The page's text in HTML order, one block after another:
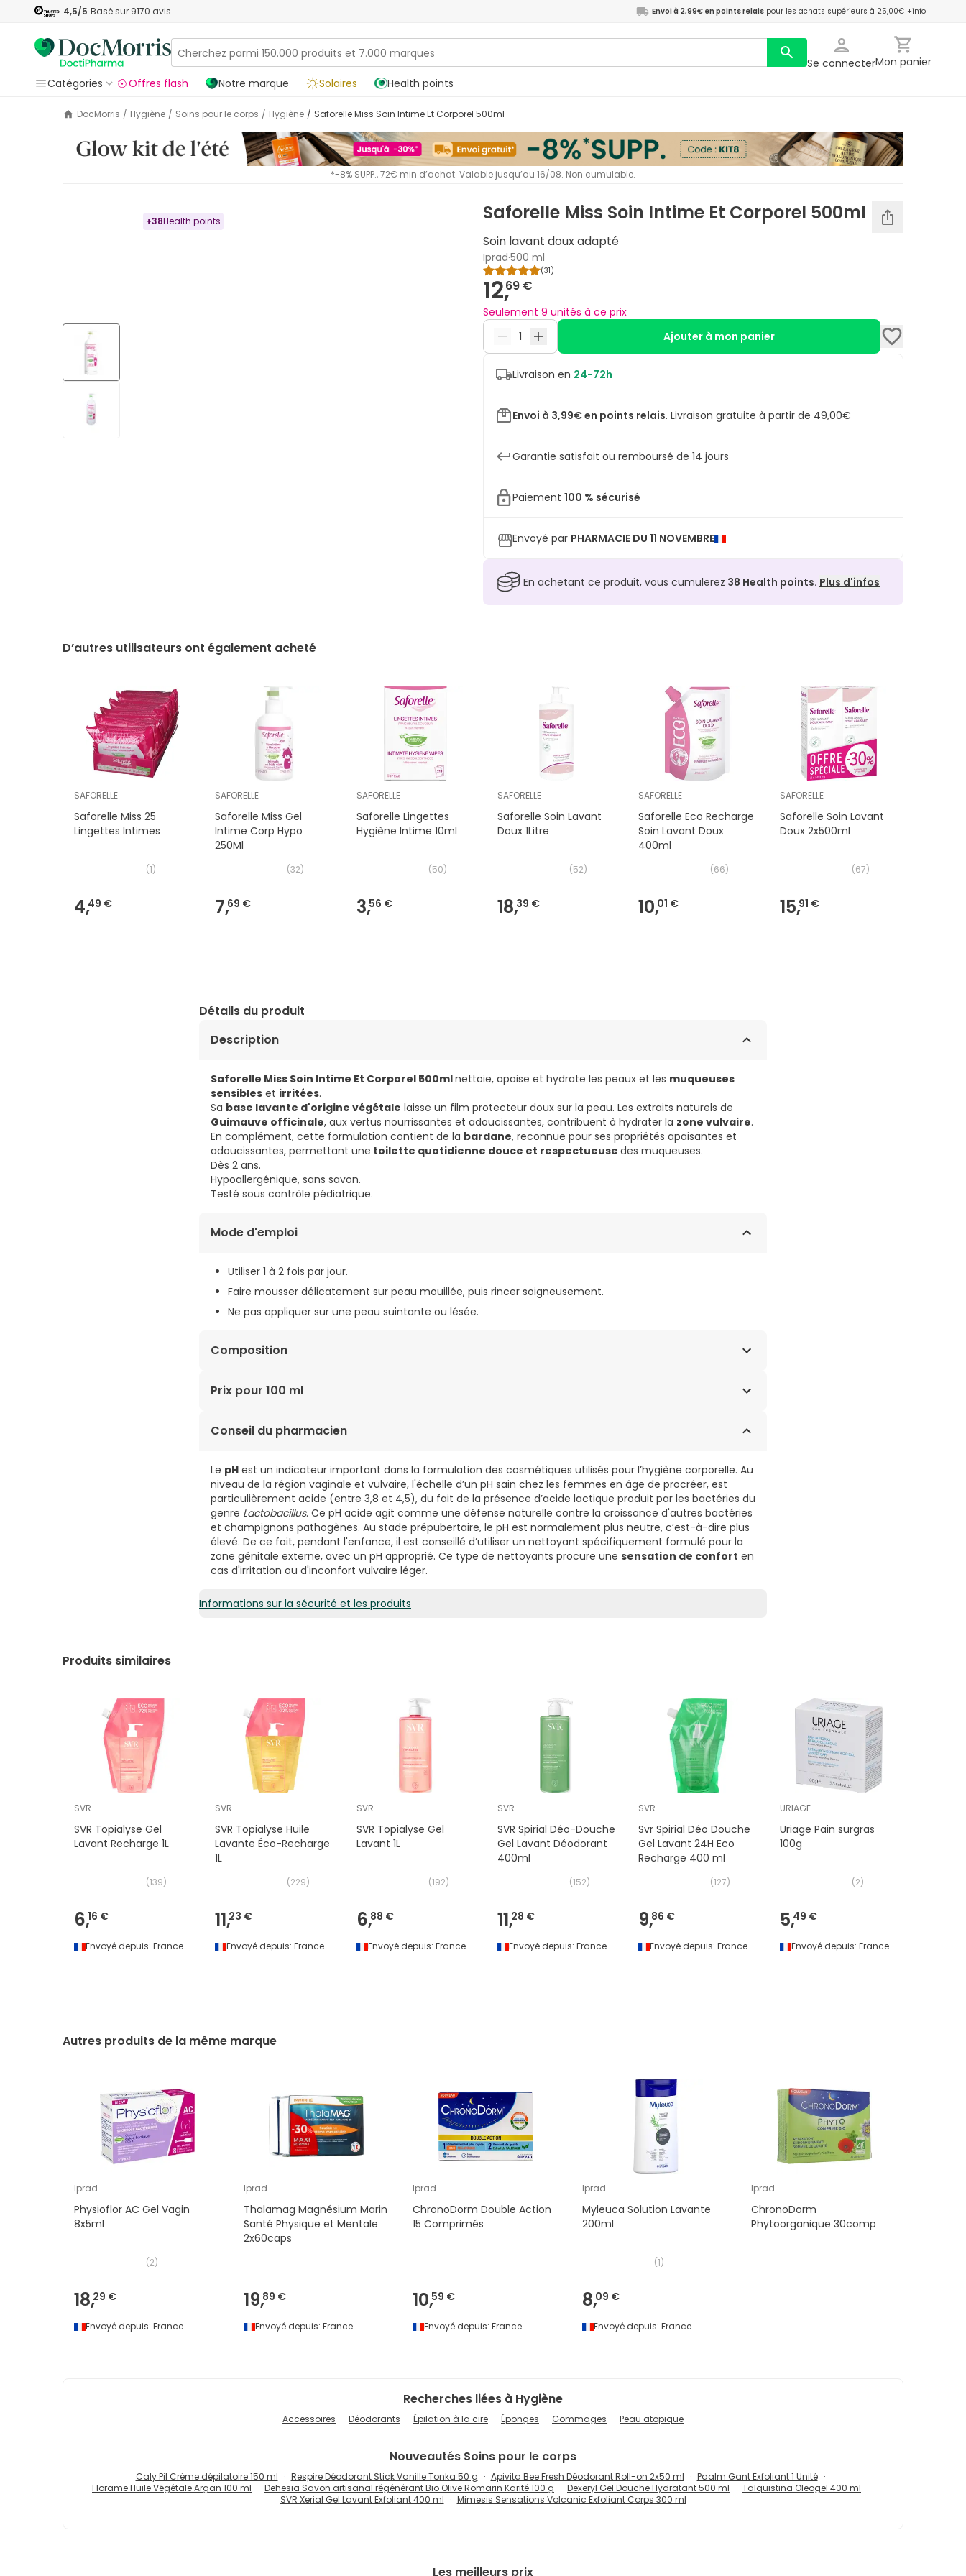
4,5/5 Basé sur 9170 avis Envoi à 2,99€ en points relais pour les achats supérieurs à 25,00€ +info
Se connecterMon panier
Catégories
Offres flash Notre marque Solaires Health points
DocMorris / Hygiène / Soins pour le corps / Hygiène / Saforelle Miss Soin Intime Et Corporel 500ml
*-8% SUPP., 72€ min d’achat. Valable jusqu’au 16/08. Non cumulable.
+38Health points Saforelle Miss Soin Intime Et Corporel 500ml
Soin lavant doux adapté
Iprad·500 ml
(31)
12,69 €
Seulement 9 unités à ce prix
Ajouter à mon panier
Livraison en 24-72h
Envoi à 3,99€ en points relais. Livraison gratuite à partir de 49,00€
Garantie satisfait ou remboursé de 14 jours
Paiement 100 % sécurisé
Envoyé par PHARMACIE DU 11 NOVEMBRE
En achetant ce produit, vous cumulerez 38 Health points. Plus d'infos
D’autres utilisateurs ont également acheté
SAFORELLE
Saforelle Miss 25
Lingettes Intimes
(1)
4,49 €
SAFORELLE
Saforelle Miss Gel
Intime Corp Hypo
250Ml
(32)
7,69 €
SAFORELLE
Saforelle Lingettes
Hygiène Intime 10ml
(50)
3,56 €
SAFORELLE
Saforelle Soin Lavant
Doux 1Litre
(52)
18,39 €
SAFORELLE
Saforelle Eco Recharge
Soin Lavant Doux
400ml
(66)
10,01 €
SAFORELLE
Saforelle Soin Lavant
Doux 2x500ml
(67)
15,91 €
Détails du produit
Description
Saforelle Miss Soin Intime Et Corporel 500mlnettoie, apaise et hydrate les peaux et les muqueuses
sensibles et irritées.
Sa base lavante d'origine végétale laisse un film protecteur doux sur la peau. Les extraits naturels de
Guimauve officinale, aux vertus nourrissantes et adoucissantes, contribuent à hydrater la zone vulvaire.
En complément, cette formulation contient de la bardane, reconnue pour ses propriétés apaisantes et
adoucissantes, permettant une toilette quotidienne douce et respectueuse des muqueuses.
Dès 2 ans.
Hypoallergénique, sans savon.
Testé sous contrôle pédiatrique.
Mode d'emploi
Utiliser 1 à 2 fois par jour.
Faire mousser délicatement sur peau mouillée, puis rincer soigneusement.
Ne pas appliquer sur une peau suintante ou lésée.
Composition
AQUA, SODIUM COCOAMPHOACETATE, GLYCERIN, LAURYL GLUCOSIDE, PROPANEDIOL, SODIUM COCOYL
TRIOLEATE, ALLANTOIN, DISODIUM EDTA, SODIUM BENZOATE, POTASSIUM SORBATE, CITRIC ACID, ALTHAEA
Prix pour 100 ml
2,24€ / 100 ml
Conseil du pharmacien
Le pH est un indicateur important dans la formulation des cosmétiques utilisés pour l’hygiène corporelle. Au
niveau de la région vaginale et vulvaire, l'échelle d’un pH sain chez les femmes en âge de procréer, est
particulièrement acide (entre 3,8 et 4,5), du fait de la présence d’acide lactique produit par les bactéries du
genre Lactobacillus. Ce pH acide agit comme une défense naturelle contre la croissance d'autres bactéries
et champignons pathogènes. Au stade prépubertaire, le pH est normalement plus neutre, c’est-à-dire plus
élevé. De ce fait, pendant l'enfance, il est conseillé d’utiliser un nettoyant spécifiquement formulé pour la
zone génitale externe, avec un pH approprié. Ce type de nettoyants procure une sensation de confort en
cas d'irritation ou d'inconfort vulvaire léger.
Informations sur la sécurité et les produits
Produits similaires
SVR
SVR Topialyse Gel
Lavant Recharge 1L
(139)
6,16 €
Envoyé depuis: France
SVR
SVR Topialyse Huile
Lavante Éco-Recharge
1L
(229)
11,23 €
Envoyé depuis: France
SVR
SVR Topialyse Gel
Lavant 1L
(192)
6,88 €
Envoyé depuis: France
SVR
SVR Spirial Déo-Douche
Gel Lavant Déodorant
400ml
(152)
11,28 €
Envoyé depuis: France
SVR
Svr Spirial Déo Douche
Gel Lavant 24H Eco
Recharge 400 ml
(127)
9,86 €
Envoyé depuis: France
URIAGE
Uriage Pain surgras
100g
(2)
5,49 €
Envoyé depuis: France
Autres produits de la même marque
Iprad
Physioflor AC Gel Vagin
8x5ml
(2)
18,29 €
Envoyé depuis: France
Iprad
Thalamag Magnésium Marin
Santé Physique et Mentale
2x60caps
19,89 €
Envoyé depuis: France
Iprad
ChronoDorm Double Action
15 Comprimés
10,59 €
Envoyé depuis: France
Iprad
Myleuca Solution Lavante
200ml
(1)
8,09 €
Envoyé depuis: France
Iprad
ChronoDorm
Phytoorganique 30comp
Recherches liées à Hygiène
Accessoires Déodorants Épilation à la cire Éponges Gommages Peau atopique
Nouveautés Soins pour le corps
Caly Pil Crème dépilatoire 150 ml Respire Déodorant Stick Vanille Tonka 50 g Apivita Bee Fresh Déodorant Roll-on 2x50 ml
Paalm Gant Exfoliant 1 Unité
Florame Huile Végétale Argan 100 ml
Dehesia Savon artisanal régénérant Bio Olive Romarin Karité 100 g Dexeryl Gel Douche Hydratant 500 ml
Talquistina Oleogel 400 ml
SVR Xerial Gel Lavant Exfoliant 400 ml
Mimesis Sensations Volcanic Exfoliant Corps 300 ml
Les meilleurs prix